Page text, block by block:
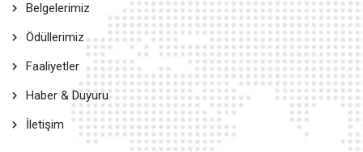
Belgelerimiz
Ödüllerimiz
Faaliyetler
Haber & Duyuru
İletişim